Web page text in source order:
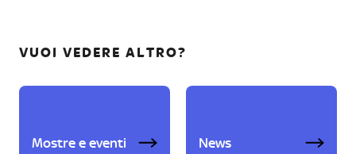
VUOI VEDERE ALTRO?
Mostre e eventi News